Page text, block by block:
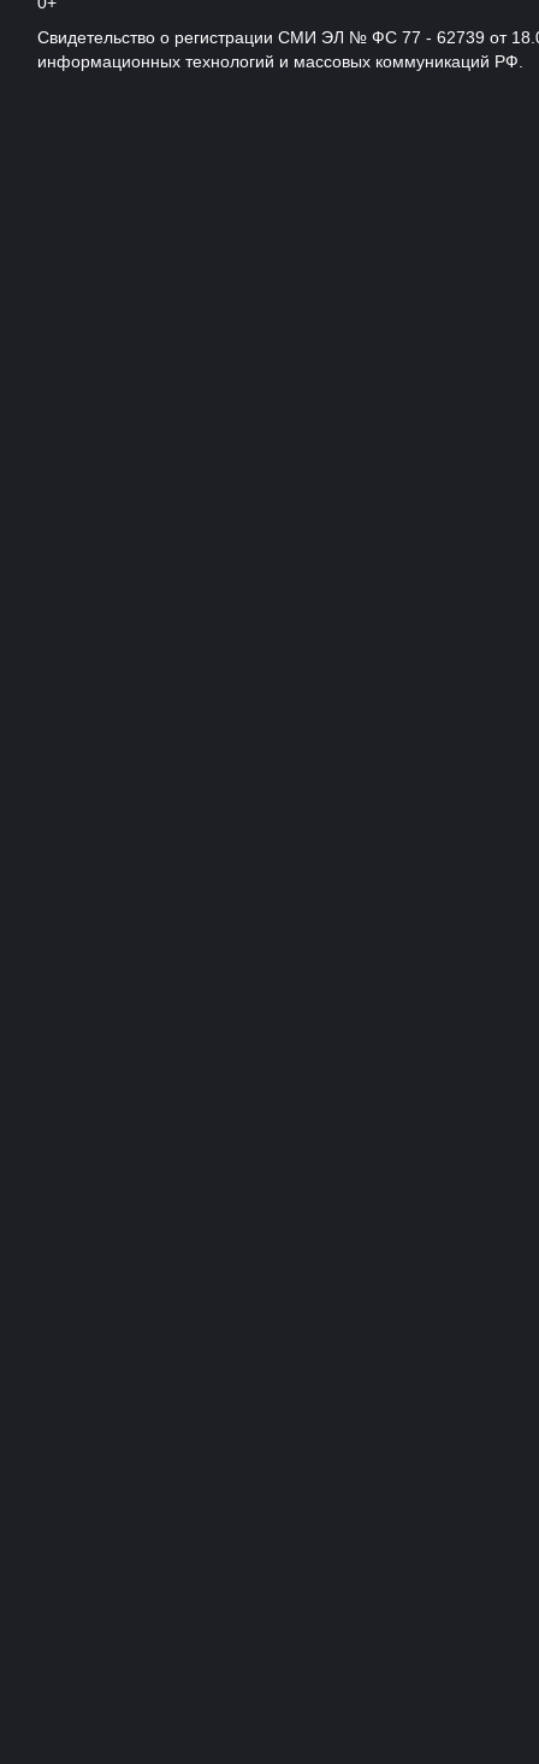
Свидетельство о регистрации СМИ ЭЛ № ФС 77 - 62739 от
информационных технологий и массовых коммуникаций РФ.